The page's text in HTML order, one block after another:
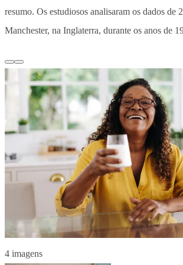
resumo. Os estudiosos analisaram os dados de
Manchester, na Inglaterra, durante os anos de
4 imagens